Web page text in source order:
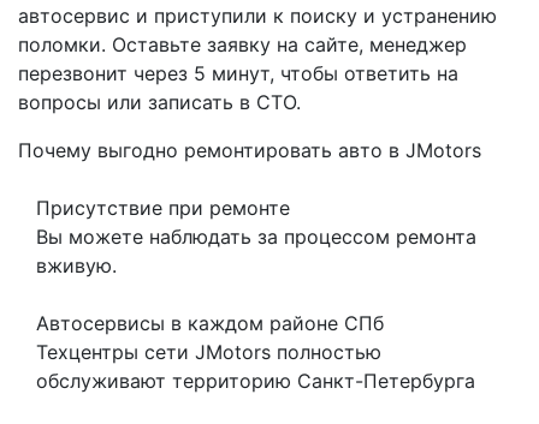
автосервис и приступили к поиску и устранению
поломки. Оставьте заявку на сайте, менеджер
перезвонит через 5 минут, чтобы ответить на
вопросы или записать в СТО.
Почему выгодно ремонтировать авто в JMotors
Присутствие при ремонте
Вы можете наблюдать за процессом ремонта
вживую.
Автосервисы в каждом районе СПб
Техцентры сети JMotors полностью
обслуживают территорию Санкт-Петербурга